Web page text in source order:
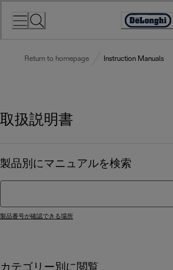
Accessibility
Return to homepage Instruction Manuals
取扱説明書
製品別にマニュアルを検索
製品番号が確認できる場所